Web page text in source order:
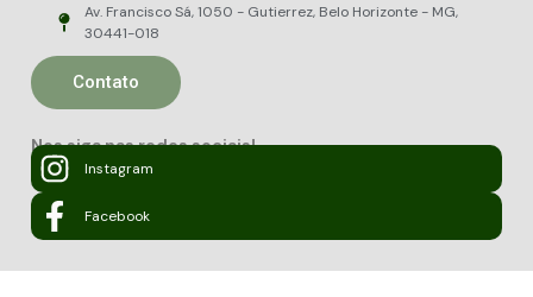
Av. Francisco Sá, 1050 - Gutierrez, Belo Horizonte - MG,
30441-018
Contato
Nos siga nas redes sociais!
Instagram
Facebook